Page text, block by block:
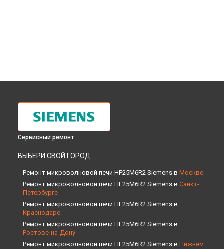
Сервисный ремонт
ВЫБЕРИ СВОЙ ГОРОД
Ремонт микроволновой печи HF25M6R2 Siemens в Москве
Ремонт микроволновой печи HF25M6R2 Siemens в Санкт-
Петербурге
Ремонт микроволновой печи HF25M6R2 Siemens в
Краснодаре
Ремонт микроволновой печи HF25M6R2 Siemens в
Ростове-на-Дону
Ремонт микроволновой печи HF25M6R2 Siemens в Нижнем